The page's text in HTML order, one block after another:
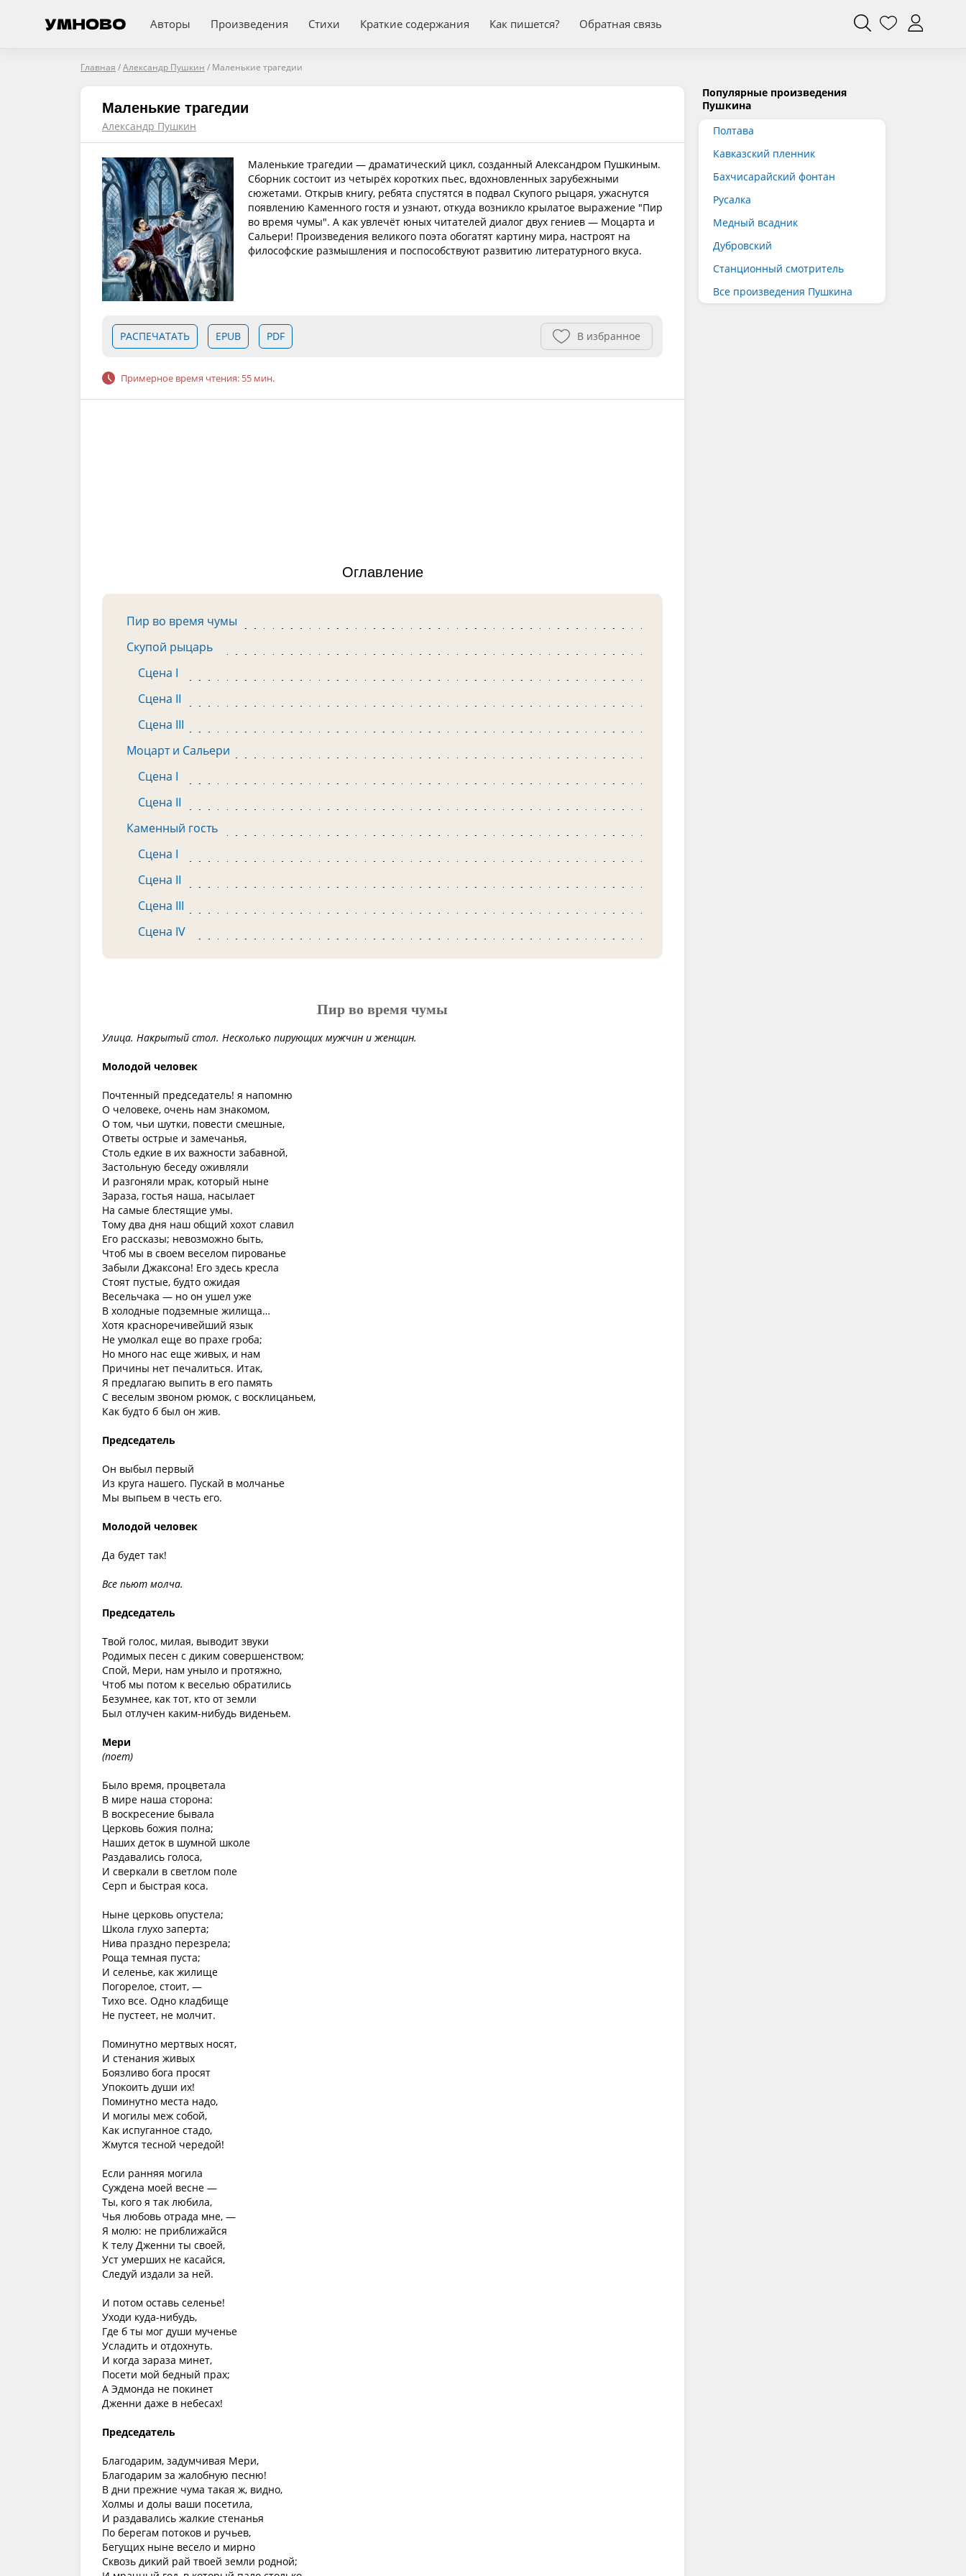
Авторы Произведения Стихи Краткие содержания Как пишется? Обратная связь
Главная /Александр Пушкин / Маленькие трагедии
Маленькие трагедии
Александр Пушкин
Маленькие трагедии — драматический цикл, созданный Александром Пушкиным.
Сборник состоит из четырёх коротких пьес, вдохновленных зарубежными
сюжетами. Открыв книгу, ребята спустятся в подвал Скупого рыцаря, ужаснутся
появлению Каменного гостя и узнают, откуда возникло крылатое выражение "Пир
во время чумы". А как увлечёт юных читателей диалог двух гениев — Моцарта и
Сальери! Произведения великого поэта обогатят картину мира, настроят на
философские размышления и поспособствуют развитию литературного вкуса.
РАСПЕЧАТАТЬ EPUB PDF В избранное
Примерное время чтения: 55 мин.
Оглавление
Пир во время чумы
Скупой рыцарь
Сцена I
Сцена II
Сцена III
Моцарт и Сальери
Сцена I
Сцена II
Каменный гость
Сцена I
Сцена II
Сцена III
Сцена IV
Пир во время чумы
Улица. Накрытый стол. Несколько пирующих мужчин и женщин.
Молодой человек
Почтенный председатель! я напомню
О человеке, очень нам знакомом,
О том, чьи шутки, повести смешные,
Ответы острые и замечанья,
Столь едкие в их важности забавной,
Застольную беседу оживляли
И разгоняли мрак, который ныне
Зараза, гостья наша, насылает
На самые блестящие умы.
Тому два дня наш общий хохот славил
Его рассказы; невозможно быть,
Чтоб мы в своем веселом пированье
Забыли Джаксона! Его здесь кресла
Стоят пустые, будто ожидая
Весельчака — но он ушел уже
В холодные подземные жилища…
Хотя красноречивейший язык
Не умолкал еще во прахе гроба;
Но много нас еще живых, и нам
Причины нет печалиться. Итак,
Я предлагаю выпить в его память
С веселым звоном рюмок, с восклицаньем,
Как будто б был он жив.
Председатель
Он выбыл первый
Из круга нашего. Пускай в молчаньe
Мы выпьем в честь его.
Молодой человек
Да будет так!
Все пьют молча.
Председатель
Твой голос, милая, выводит звуки
Родимых песен с диким совершенством;
Спой, Мери, нам уныло и протяжно,
Чтоб мы потом к веселью обратились
Безумнее, как тот, кто от земли
Был отлучен каким-нибудь виденьем.
Мери
(поет)
Было время, процветала
В мире наша сторона:
В воскресение бывала
Церковь божия полна;
Наших деток в шумной школе
Раздавались голоса,
И сверкали в светлом поле
Серп и быстрая коса.
Ныне церковь опустела;
Школа глухо заперта;
Нива праздно перезрела;
Роща темная пуста;
И селенье, как жилище
Погорелое, стоит, —
Тихо все. Oдно кладбище
Не пустеет, не молчит.
Поминутно мертвых носят,
И стенания живых
Боязливо бога просят
Упокоить души их!
Поминутно места надо,
И могилы меж собой,
Как испуганное стадо,
Жмутся тесной чередой!
Если ранняя могила
Суждена моей весне —
Ты, кого я так любила,
Чья любовь отрада мне, —
Я молю: не приближайся
К телу Дженни ты своей,
Уст умерших не касайся,
Следуй издали за ней.
И потом оставь селенье!
Уходи куда-нибудь,
Где б ты мог души мученье
Усладить и отдохнуть.
И когда зараза минет,
Посети мой бедный прах;
А Эдмонда не покинет
Дженни даже в небесах!
Председатель
Благодарим, задумчивая Мери,
Благодарим за жалобную песню!
В дни прежние чума такая ж, видно,
Холмы и долы ваши посетила,
И раздавались жалкие стенанья
По берегам потоков и ручьев,
Бегущих ныне весело и мирно
Сквозь дикий рай твоей земли родной;
Популярные произведения
Пушкина
Полтава
Кавказский пленник
Бахчисарайский фонтан
Русалка
Медный всадник
Дубровский
Станционный смотритель
Все произведения Пушкина